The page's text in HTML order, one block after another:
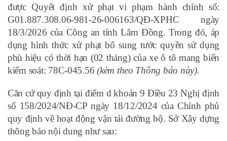
được Quyết định xử phạt vi phạm hành chính số:
G01.887.308.06-981-26-006163/QĐ-XPHC ngày
18/3/2026 của Công an tỉnh Lâm Đồng. Trong đó, áp
dụng hình thức xử phạt bổ sung tước quyền sử dụng
phù hiệu có thời hạn (02 tháng) của xe ô tô mang biển
kiểm soát: 78C-045.56(kèm theo Thông báo này).
Căn cứ quy định tại điểm dkhoản 9 Điều 23 Nghị định
số 158/2024/NĐ-CP ngày 18/12/2024 của Chính phủ
quy định về hoạt động vận tải đường bộ. Sở Xây dựng
thông báo nội dung như sau: